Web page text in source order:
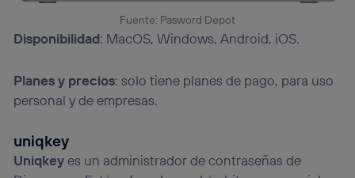
Fuente: Pasword Depot
Disponibilidad: MacOS, Windows, Android, iOS.
Planes y precios: solo tiene planes de pago, para uso
personal y de empresas.
uniqkey
Uniqkeyes un administrador de contraseñas de